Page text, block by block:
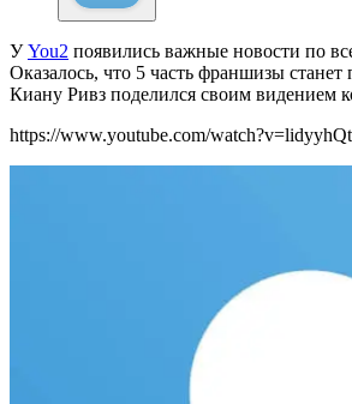
УYou2 появились важные новости по
Оказалось, что 5 часть франшизы станет
Киану Ривз поделился своим видением
https://www.youtube.com/